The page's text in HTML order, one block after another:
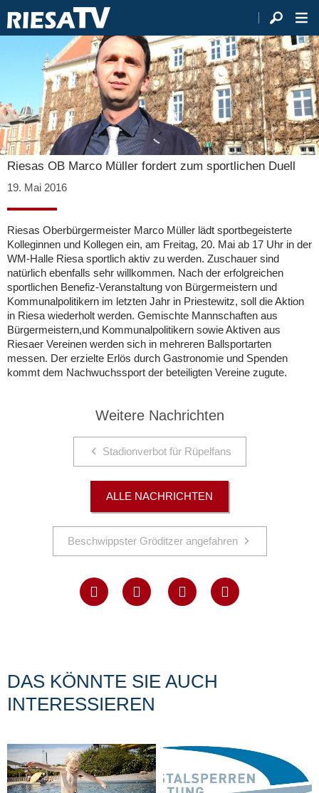
Riesas OB Marco Müller fordert zum sportlichen Duell
19. Mai 2016
Riesas Oberbürgermeister Marco Müller lädt sportbegeisterte
Kolleginnen und Kollegen ein, am Freitag, 20. Mai ab 17 Uhr in der
WM-Halle Riesa sportlich aktiv zu werden. Zuschauer sind
natürlich ebenfalls sehr willkommen. Nach der erfolgreichen
sportlichen Benefiz-Veranstaltung von Bürgermeistern und
Kommunalpolitikern im letzten Jahr in Priestewitz, soll die Aktion
in Riesa wiederholt werden. Gemischte Mannschaften aus
Bürgermeistern,und Kommunalpolitikern sowie Aktiven aus
Riesaer Vereinen werden sich in mehreren Ballsportarten
messen. Der erzielte Erlös durch Gastronomie und Spenden
kommt dem Nachwuchssport der beteiligten Vereine zugute.
Weitere Nachrichten
Stadionverbot für Rüpelfans
ALLE NACHRICHTEN
Beschwippster Gröditzer angefahren
DAS KÖNNTE SIE AUCH
INTERESSIEREN